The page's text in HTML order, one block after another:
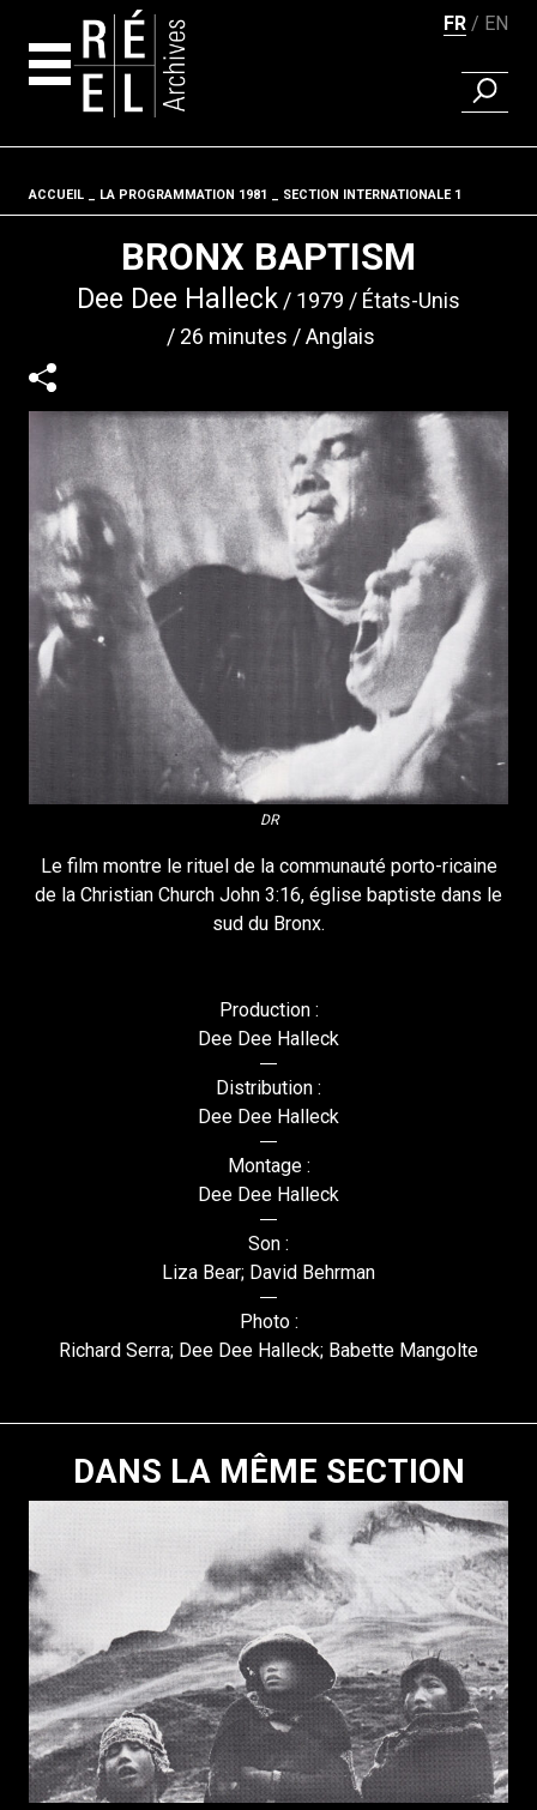
FR EN
Fil d'ariane
ACCUEIL LA PROGRAMMATION 1981 SECTION INTERNATIONALE 1
BRONX BAPTISM
Dee Dee Halleck 1979
États-Unis
26 minutes
Anglais
DR
Le film montre le rituel de la communauté porto-ricaine
de la Christian Church John 3:16, église baptiste dans le
sud du Bronx.
Production :
Dee Dee Halleck
Distribution :
Dee Dee Halleck
Montage :
Dee Dee Halleck
Son :
Liza Bear; David Behrman
Photo :
Richard Serra; Dee Dee Halleck; Babette Mangolte
DANS LA MÊME SECTION